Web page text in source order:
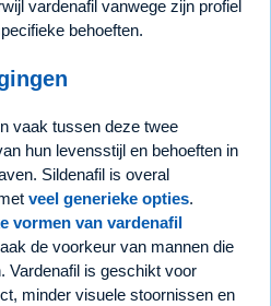
vardenafil vanwege zijn profiel
behoeften.
vaak tussen deze twee
hun levensstijl en behoeften in
Sildenafil is overal
veel generieke opties.
vormen van vardenafil
de voorkeur van mannen die
Vardenafil is geschikt voor
minder visuele stoornissen en